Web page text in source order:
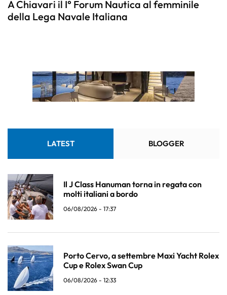
A Chiavari il I° Forum Nautica al femminile
della Lega Navale Italiana
LATEST BLOGGER
Il J Class Hanuman torna in regata con
molti italiani a bordo
06/08/2026 - 17:37
Porto Cervo, a settembre Maxi Yacht Rolex
Cup e Rolex Swan Cup
06/08/2026 - 12:33